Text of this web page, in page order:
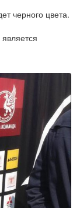
черного цвета.